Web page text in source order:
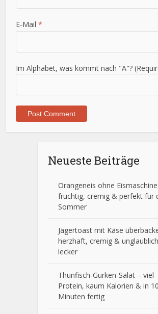
E-Mail*
Im Alphabet, was kommt nach "A"?
Neueste Beiträge
Orangeneis ohne
fruchtig, cremig & perfekt für
Sommer
Jägertoast mit Käse
herzhaft, cremig & unglaublich
lecker
Thunfisch-Gurken-Salat – viel
Protein, kaum Kalorien & in 10
Minuten fertig